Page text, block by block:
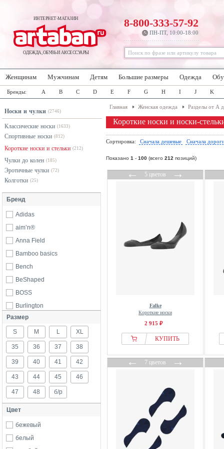
ИНТЕРНЕТ-МАГАЗИН
ОДЕЖДА, ОБУВЬ И АКСЕССУАРЫ
8-800-333-57-92
ПН-ПТ, 10:00-18:00
Женщинам Мужчинам Детям Большие размеры Одежда
Бренды: A B C D E F G H I J K
Носки и чулки (2746)
Классические носки (1633)
Спортивные носки (812)
Короткие носки и стельки (212)
Чулки до колен (185)
Эротичные чулки (72)
Колготки (25)
Бренд
Adidas
aim’n®
Anna Field
Bamboo basics
Bench
BeShaped
BOSS
Burlington
Calvin Klein
CALZEDONIA
Camano
Champion
Ciocca
DANISH ENDURANCE
Diesel
DillySocks
Emporio Armani
Esprit
Размер
S M L XL
35 36 37 38
39 40 41 42
43 44 45 46
47 48 б/р
Цвет
бежевый
белый
Главная Женская одежда Разделы от А
Короткие носки и носки-
Сортировка: Сначала дешевые Сначала
Показано 1 - 100 (всего 212 позиций)
←5 цветов→
Falke
Короткие носки
2 915 ₽
КУПИТЬ
←7 цветов→